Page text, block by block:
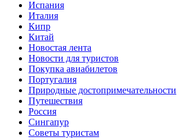
Испания
Италия
Кипр
Китай
Новостая лента
Новости для туристов
Покупка авиабилетов
Португалия
Природные достопримечательности
Путешествия
Россия
Сингапур
Советы туристам